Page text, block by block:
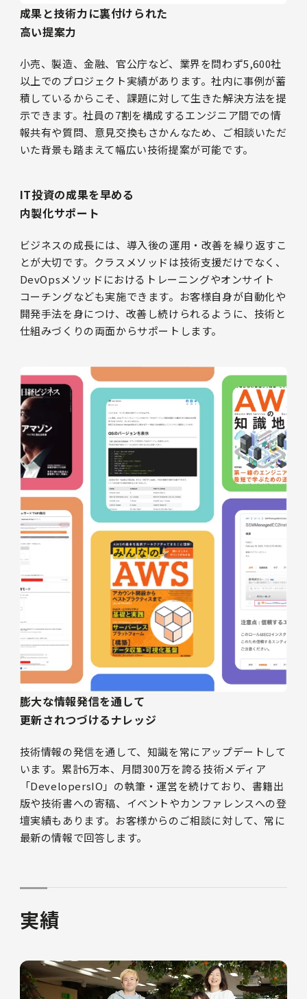
成果と技術力に裏付けられた
高い提案力
小売、製造、金融、官公庁など、業界を問わず5,600社
以上でのプロジェクト実績があります。社内に事例が蓄
積しているからこそ、課題に対して生きた解決方法を提
示できます。社員の7割を構成するエンジニア間での情
報共有や質問、意見交換もさかんなため、ご相談いただ
いた背景も踏まえて幅広い技術提案が可能です。
IT投資の成果を早める
内製化サポート
ビジネスの成長には、導入後の運用・改善を繰り返すこ
とが大切です。クラスメソッドは技術支援だけでなく、
DevOpsメソッドにおけるトレーニングやオンサイト
コーチングなども実施できます。お客様自身が自動化や
開発手法を身につけ、改善し続けられるように、技術と
仕組みづくりの両面からサポートします。
膨大な情報発信を通して
更新されつづけるナレッジ
技術情報の発信を通して、知識を常にアップデートして
います。累計6万本、月間300万を誇る技術メディア
「DevelopersIO」の執筆・運営を続けており、書籍出
版や技術書への寄稿、イベントやカンファレンスへの登
壇実績もあります。お客様からのご相談に対して、常に
最新の情報で回答します。
実績